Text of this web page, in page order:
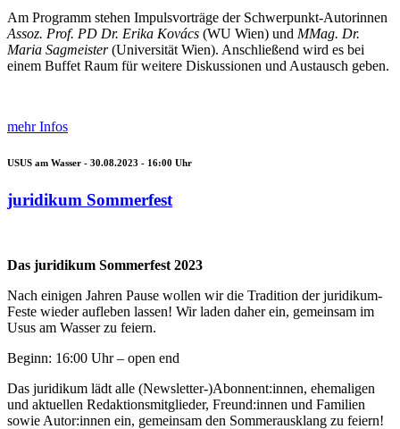
Am Programm stehen Impulsvorträge der Schwerpunkt-Autorinnen
Assoz. Prof. PD Dr. Erika Kovács (WU Wien) und MMag. Dr.
Maria Sagmeister(Universität Wien). Anschließend wird es bei
einem Buffet Raum für weitere Diskussionen und Austausch geben.
mehr Infos
USUS am Wasser - 30.08.2023 - 16:00 Uhr
juridikum Sommerfest
Das juridikum Sommerfest 2023
Nach einigen Jahren Pause wollen wir die Tradition der juridikum-
Feste wieder aufleben lassen! Wir laden daher ein, gemeinsam im
Usus am Wasser zu feiern.
Beginn: 16:00 Uhr – open end
Das juridikum lädt alle (Newsletter-)Abonnent:innen, ehemaligen
und aktuellen Redaktionsmitglieder, Freund:innen und Familien
sowie Autor:innen ein, gemeinsam den Sommerausklang zu feiern!